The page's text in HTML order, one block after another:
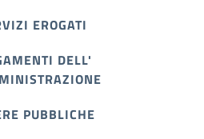
EROGATI
DELL'
PUBBLICHE